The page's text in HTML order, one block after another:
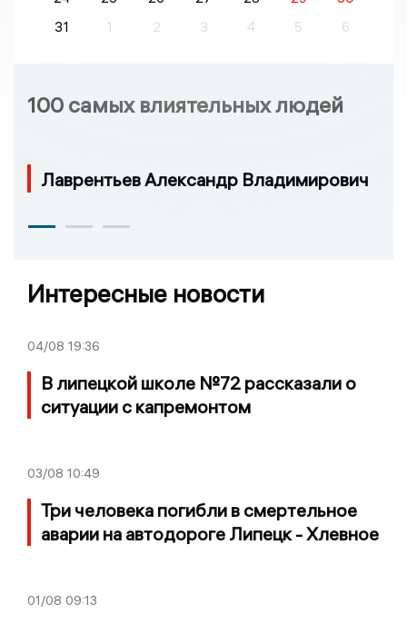
31
1 2 3 4 5 6
100 самых влиятельных людей
Лаврентьев Александр Владимирович
Интересные новости
04/08 19:36
В липецкой школе №72 рассказали о
ситуации с капремонтом
03/08 10:49
Три человека погибли в смертельное
аварии на автодороге Липецк - Хлевное
01/08 09:13